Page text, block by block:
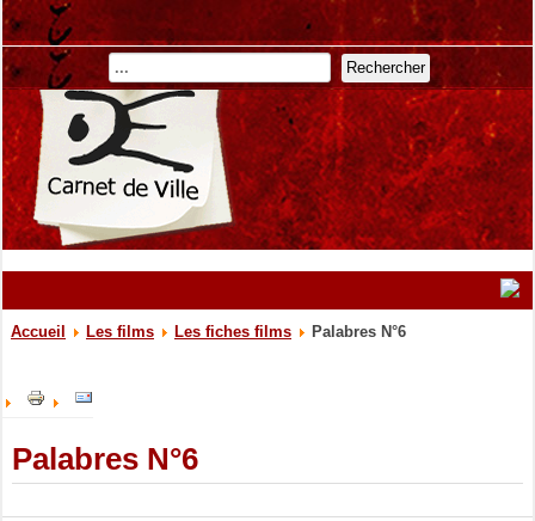
Rechercher
Accueil Les films Les fiches films Palabres N°6
Palabres N°6